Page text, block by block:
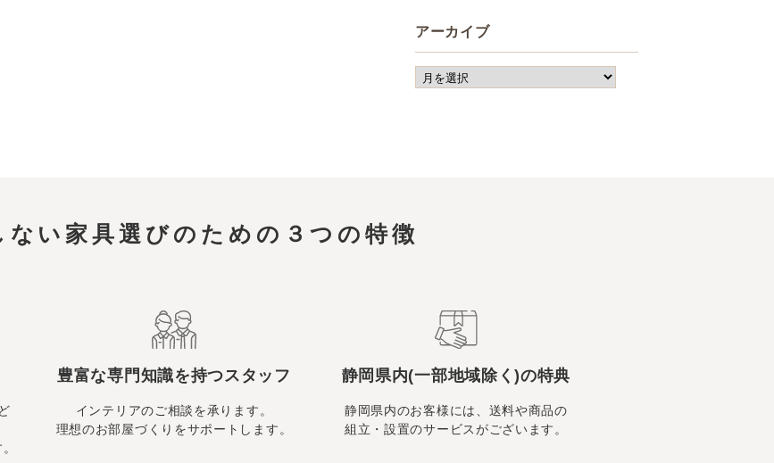
アーカイブ
ない家具選びのための ３つの特徴
豊富な専門知識を持つスタッフ
インテリアのご相談を承ります。
理想のお部屋づくりをサポートします。
静岡県内(一部地域除く)の特典
静岡県内のお客様には、送料や商品の
組立・設置のサービスがございます。